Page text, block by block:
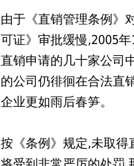
由于《直销管理条例》
可证》审批缓慢,2005
直销申请的几十家公司
的公司仍徘徊在合法直
企业更如雨后春笋。
按《条例》规定,未取得